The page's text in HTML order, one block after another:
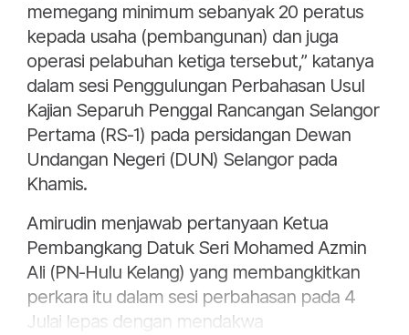
memegang minimum sebanyak 20 peratus
kepada usaha (pembangunan) dan juga
operasi pelabuhan ketiga tersebut,” katanya
dalam sesi Penggulungan Perbahasan Usul
Kajian Separuh Penggal Rancangan Selangor
Pertama (RS-1) pada persidangan Dewan
Undangan Negeri (DUN) Selangor pada
Khamis.
Amirudin menjawab pertanyaan Ketua
Pembangkang Datuk Seri Mohamed Azmin
Ali (PN-Hulu Kelang) yang membangkitkan
perkara itu dalam sesi perbahasan pada 4
Julai lepas dengan mendakwa